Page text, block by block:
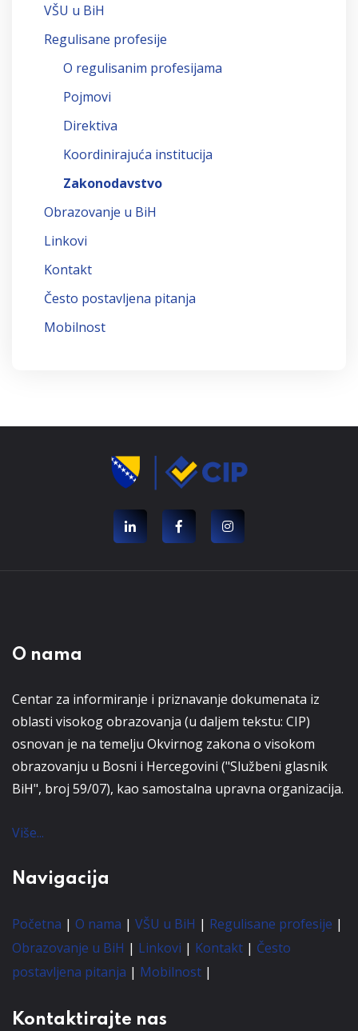
VŠU u BiH
Regulisane profesije
O regulisanim profesijama
Pojmovi
Direktiva
Koordinirajuća institucija
Zakonodavstvo
Obrazovanje u BiH
Linkovi
Kontakt
Često postavljena pitanja
Mobilnost
O nama
Centar za informiranje i priznavanje dokumenata iz
oblasti visokog obrazovanja (u daljem tekstu: CIP)
osnovan je na temelju Okvirnog zakona o visokom
obrazovanju u Bosni i Hercegovini ("Službeni glasnik
BiH", broj 59/07), kao samostalna upravna organizacija.
Više...
Navigacija
Početna | O nama | VŠU u BiH | Regulisane profesije |
Obrazovanje u BiH | Linkovi | Kontakt | Često
postavljena pitanja | Mobilnost |
Kontaktirajte nas